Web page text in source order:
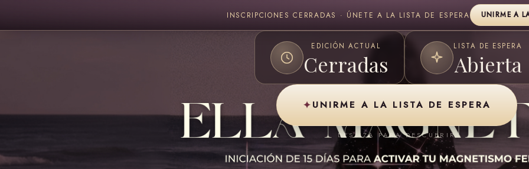
INSCRIPCIONES CERRADAS · ÚNETE A LA LISTA DE ESPERA UNIRME A
EDICIÓN ACTUAL
Cerradas
LISTA DE ESPERA
Abierta
✦UNIRME A LA LISTA DE ESPERA
DESLIZA PARA DESCUBRIR